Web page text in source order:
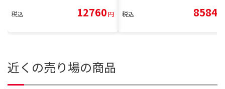
税込 12760円 税込 8584
近くの売り場の商品